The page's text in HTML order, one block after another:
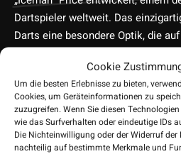
Cookie
Um die besten Erlebnisse zu bieten,
Cookies, um Geräteinformationen zu
zuzugreifen. Wenn Sie diesen
wie das Surfverhalten oder eindeutige IDs
Die Nichteinwilligung oder der Widerruf
nachteilig auf bestimmte Merkmale und
Dartspieler weltweit. Das
Darts eine besondere Optik, die
Aussehen bieten diese Flights
Darts, die zu präzisen und
sind strapazierfähig und halten
Dartspielen lange.
• Hersteller: Red Dragon